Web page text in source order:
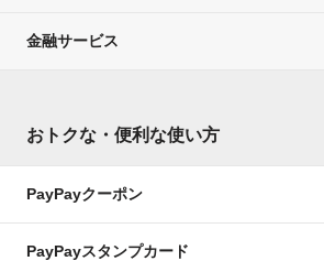
金融サービス
おトクな・便利な使い方
PayPayクーポン
PayPayスタンプカード